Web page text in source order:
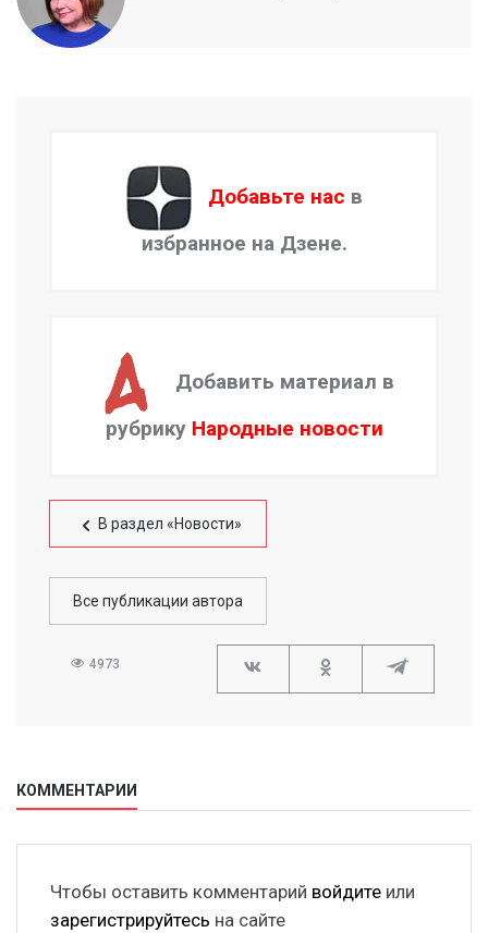
Добавьте нас в
избранное на Дзене.
Добавить материал в
рубрику Народные новости
В раздел «Новости»
Все публикации автора
4973
КОММЕНТАРИИ
Чтобы оставить комментарий войдите или
зарегистрируйтесь на сайте